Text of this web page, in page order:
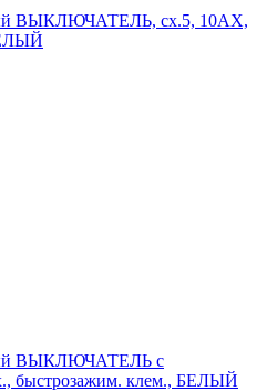
ВЫКЛЮЧАТЕЛЬ, сх.5, 10АХ,
ВЫКЛЮЧАТЕЛЬ с
быстрозажим. клем., БЕЛЫЙ